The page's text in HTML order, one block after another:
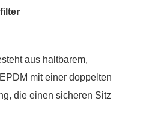
aus haltbarem,
mit einer doppelten
die einen sicheren Sitz